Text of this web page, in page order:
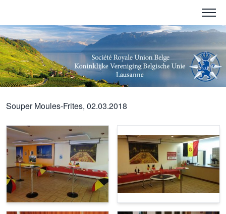
Souper Moules-Frites, 02.03.2018